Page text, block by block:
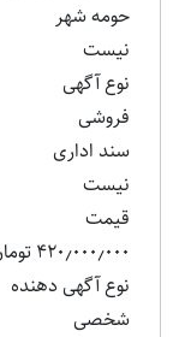
حومه شهر
نیست
نوع آگهی
فروشی
سند اداری
نیست
قیمت
۴۲۰٫۰۰۰٫۰۰۰ تومان
نوع آگهی دهنده
شخصی